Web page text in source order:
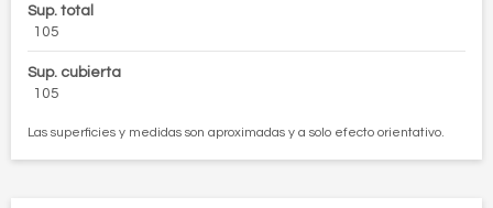
Sup. total
105
Sup. cubierta
105
Las superficies y medidas son aproximadas y a solo efecto orientativo.